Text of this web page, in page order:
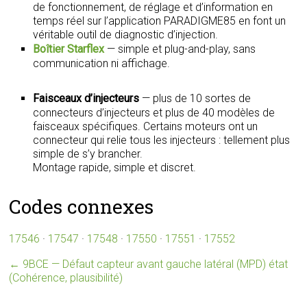
de fonctionnement, de réglage et d’information en
temps réel sur l’application PARADIGME85 en font un
véritable outil de diagnostic d’injection.
Boîtier Starflex— simple et plug-and-play, sans
communication ni affichage.
Faisceaux d’injecteurs — plus de 10 sortes de
connecteurs d’injecteurs et plus de 40 modèles de
faisceaux spécifiques. Certains moteurs ont un
connecteur qui relie tous les injecteurs : tellement plus
simple de s’y brancher.
Montage rapide, simple et discret.
Codes connexes
17546 · 17547 · 17548 · 17550 · 17551 · 17552
← 9BCE — Défaut capteur avant gauche latéral (MPD) état
(Cohérence, plausibilité)